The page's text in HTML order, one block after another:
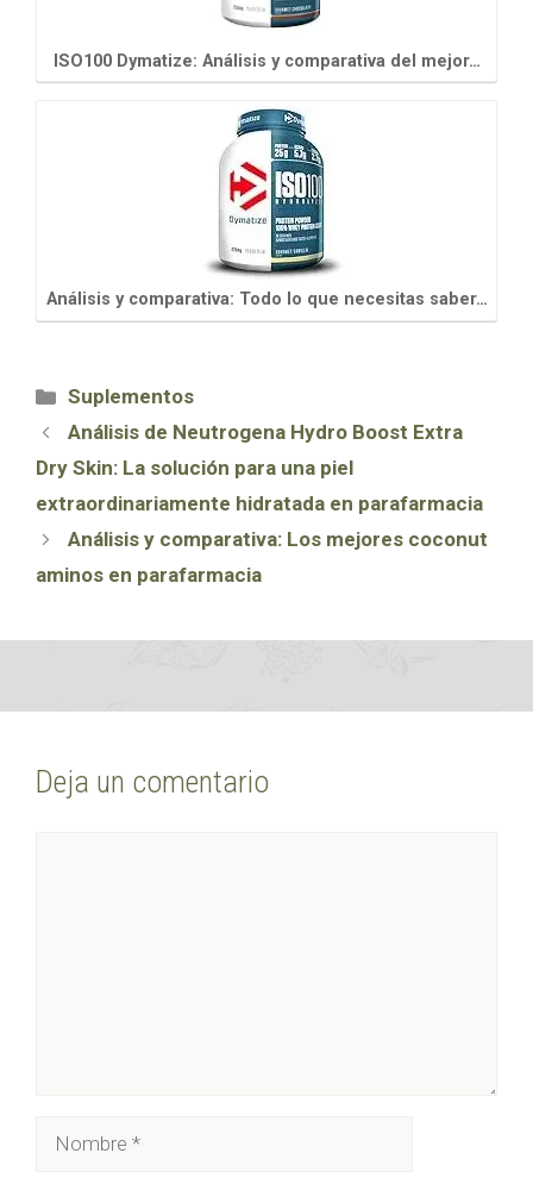
ISO100 Dymatize: Análisis y comparativa del mejor…
Análisis y comparativa: Todo lo que necesitas saber…
Categorías
Suplementos
Análisis de Neutrogena Hydro Boost Extra
Dry Skin: La solución para una piel
extraordinariamente hidratada en parafarmacia
Análisis y comparativa: Los mejores coconut
aminos en parafarmacia
Deja un comentario